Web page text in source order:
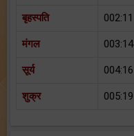
बृहस्पति 002:11
मंगल 003:14
सूर्य 004:16
शुक्र 005:19